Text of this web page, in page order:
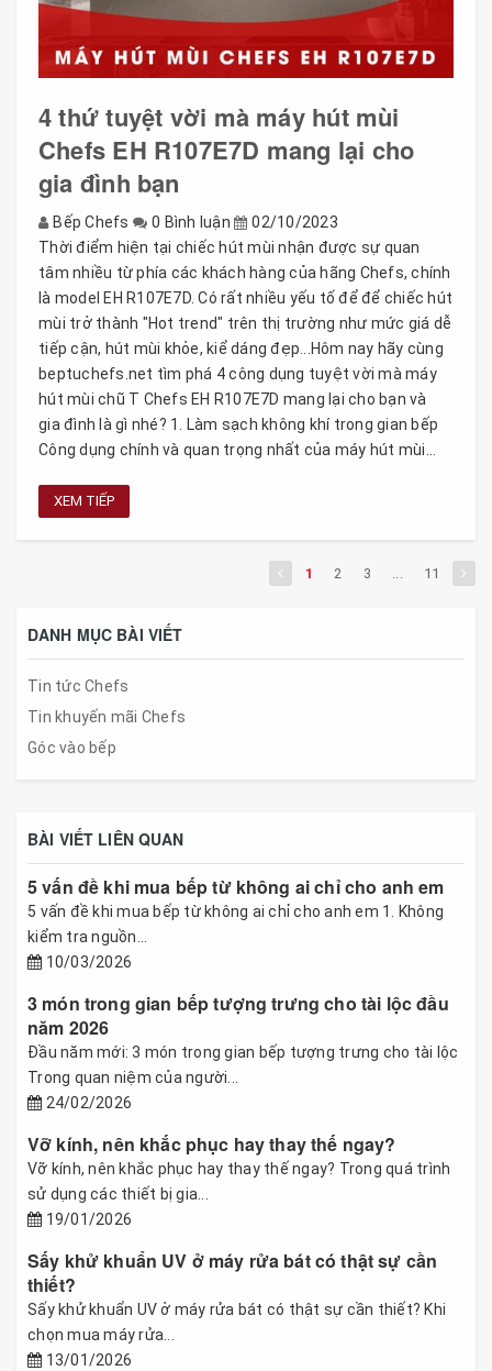
4 thứ tuyệt vời mà máy hút mùi
Chefs EH R107E7D mang lại cho
gia đình bạn
Bếp Chefs 0 Bình luận
02/10/2023
Thời điểm hiện tại chiếc hút mùi nhận được sự quan
tâm nhiều từ phía các khách hàng của hãng Chefs, chính
là model EH R107E7D. Có rất nhiều yếu tố để để chiếc hút
mùi trở thành "Hot trend" trên thị trường như mức giá dễ
tiếp cận, hút mùi khỏe, kiể dáng đẹp...Hôm nay hãy cùng
beptuchefs.net tìm phá 4 công dụng tuyệt vời mà máy
hút mùi chũ T Chefs EH R107E7D mang lại cho bạn và
gia đình là gì nhé? 1. Làm sạch không khí trong gian bếp
Công dụng chính và quan trọng nhất của máy hút mùi...
XEM TIẾP
1 2 3 ... 11
DANH MỤC BÀI VIẾT
Tin tức Chefs
Tin khuyến mãi Chefs
Góc vào bếp
BÀI VIẾT LIÊN QUAN
5 vấn đề khi mua bếp từ không ai chỉ cho anh em
5 vấn đề khi mua bếp từ không ai chỉ cho anh em 1. Không
kiểm tra nguồn...
10/03/2026
3 món trong gian bếp tượng trưng cho tài lộc đầu
năm 2026
Đầu năm mới: 3 món trong gian bếp tượng trưng cho tài lộc
Trong quan niệm của người...
24/02/2026
Vỡ kính, nên khắc phục hay thay thế ngay?
Vỡ kính, nên khắc phục hay thay thế ngay? Trong quá trình
sử dụng các thiết bị gia...
19/01/2026
Sấy khử khuẩn UV ở máy rửa bát có thật sự cần
thiết?
Sấy khử khuẩn UV ở máy rửa bát có thật sự cần thiết? Khi
chọn mua máy rửa...
13/01/2026